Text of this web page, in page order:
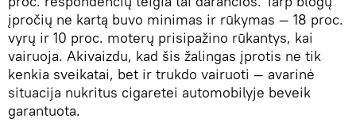
įpročių ne kartą buvo minimas ir rūkymas ― 18 proc.
vyrų ir 10 proc. moterų prisipažino rūkantys, kai
vairuoja. Akivaizdu, kad šis žalingas įprotis ne tik
kenkia sveikatai, bet ir trukdo vairuoti ― avarinė
situacija nukritus cigaretei automobilyje beveik
garantuota.